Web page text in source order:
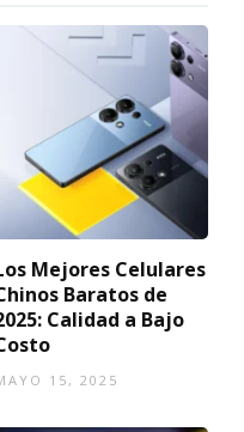
Mejores Celulares
Baratos de
Calidad a Bajo
15, 2025